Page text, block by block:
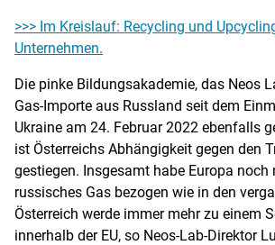
>>> Im Kreislauf: Recycling und
Unternehmen.
Die pinke Bildungsakademie, das Neos
Gas-Importe aus Russland seit dem
Ukraine am 24. Februar 2022 ebenfalls
ist Österreichs Abhängigkeit gegen den
gestiegen. Insgesamt habe Europa noch
russisches Gas bezogen wie in den
Österreich werde immer mehr zu einem
innerhalb der EU, so Neos-Lab-Direktor